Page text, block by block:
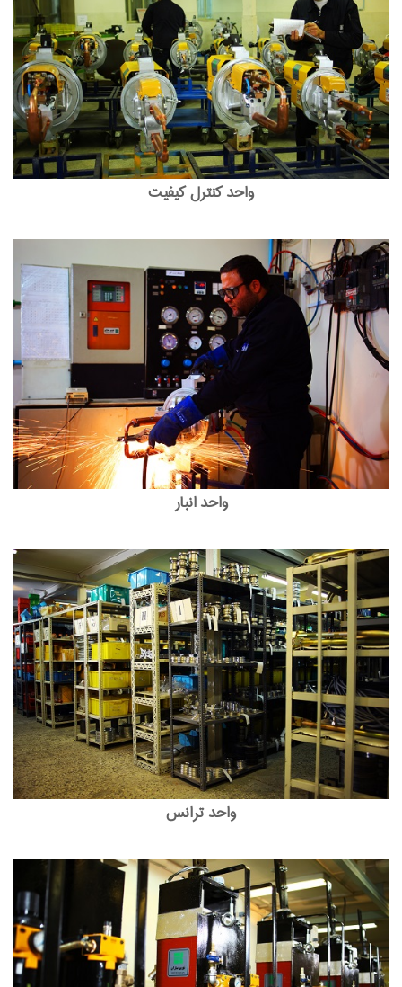
واحد کنترل کیفیت
واحد انبار
واحد ترانس